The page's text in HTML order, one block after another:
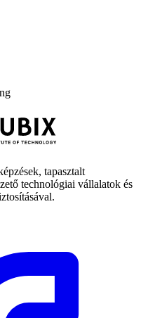
tapasztalt
technológiai vállalatok és